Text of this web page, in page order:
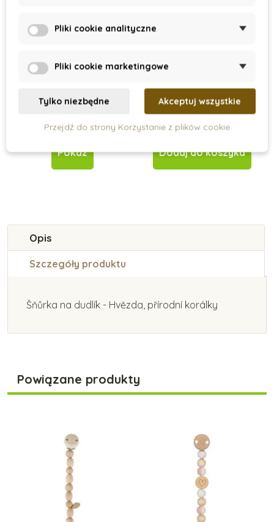
kwiatek
110 zł
Pokaz
Tancerze
110 zł
Dodaj do koszyka
Opis
Szczegóły produktu
Šňůrka na dudlík - Hvězda, přírodní korálky
Powiązane produkty
Pliki cookie analityczne
Pliki cookie marketingowe
Tylko niezbędne Akceptuj wszystkie
Przejdź do strony Korzystanie z plików cookie